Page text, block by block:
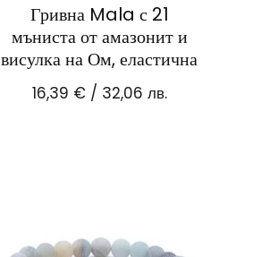
Гривна Mala с 21
мъниста от амазонит и
висулка на Ом, еластична
16,39 €/ 32,06 лв.